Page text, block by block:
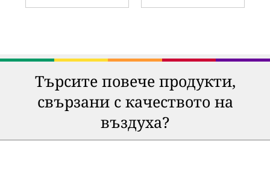
Търсите повече продукти,
свързани с качеството на
въздуха?